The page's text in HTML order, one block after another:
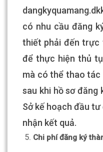
có nhu cầu đăng
thiết phải đến trực
để thực hiện thủ
mà có thể thao
sau khi hồ sơ đăng
Sở kế hoạch đầu
nhận kết quả.
Chi phí đăng ký